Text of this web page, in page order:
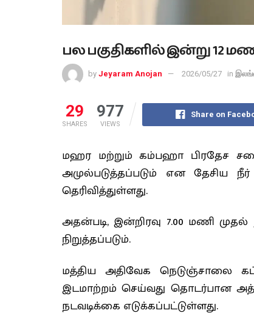
பல பகுதிகளில் இன்று 12
by Jeyaram Anojan 2026/05/27 in
29
SHARES
977
VIEWS
Share on
மஹர மற்றும் கம்பஹா பிரதேச
அமுல்படுத்தப்படும் என தேசிய
தெரிவித்துள்ளது.
அதன்படி, இன்றிரவு 7.00 மணி
நிறுத்தப்படும்.
மத்திய அதிவேக நெடுஞ்சாலை
இடமாற்றம் செய்வது தொடர்பான
நடவடிக்கை எடுக்கப்பட்டுள்ளது.